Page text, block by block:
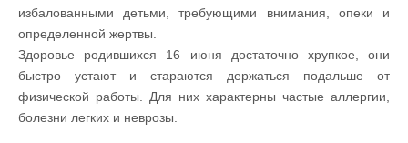
избалованными детьми, требующими внимания, опеки и
определенной жертвы.
Здоровье родившихся 16 июня достаточно хрупкое, они
быстро устают и стараются держаться подальше от
физической работы. Для них характерны частые аллергии,
болезни легких и неврозы.